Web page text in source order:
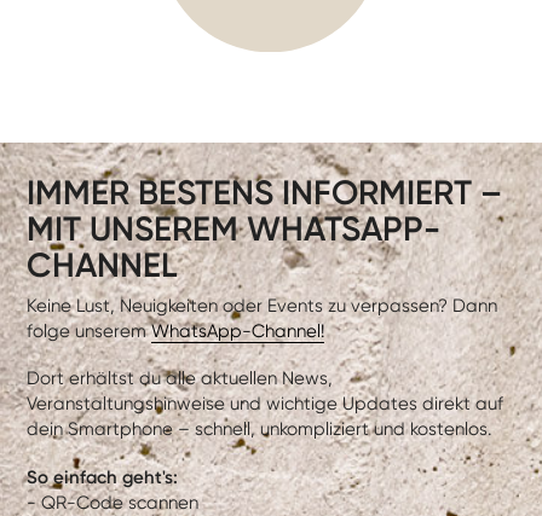
IMMER BESTENS INFORMIERT –
MIT UNSEREM WHATSAPP-
CHANNEL
Keine Lust, Neuigkeiten oder Events zu verpassen? Dann
folge unseremWhatsApp-Channel!
Dort erhältst du alle aktuellen News,
Veranstaltungshinweise und wichtige Updates direkt auf
dein Smartphone – schnell, unkompliziert und kostenlos.
So einfach geht's:
- QR-Code scannen